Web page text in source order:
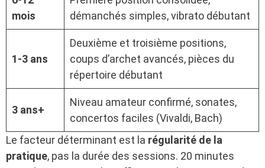
mois
démanchés simples, vibrato débutant
1-3 ans
Deuxième et troisième positions,
coups d’archet avancés, pièces du
répertoire débutant
3 ans+
Niveau amateur confirmé, sonates,
concertos faciles (Vivaldi, Bach)
Le facteur déterminant est la régularité de la
pratique, pas la durée des sessions. 20 minutes